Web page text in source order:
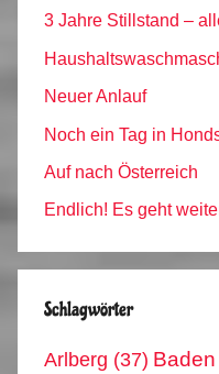
3 Jahre Stillstand –
Neuer Anlauf
Noch ein Tag in
Auf nach Österreich
Endlich! Es geht
Schlagwörter
Arlberg (37) Baden